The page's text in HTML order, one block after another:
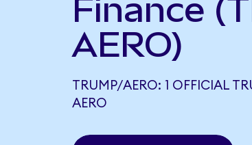
Finance
AERO)
TRUMP/AERO: 1 OFFICIAL
AERO